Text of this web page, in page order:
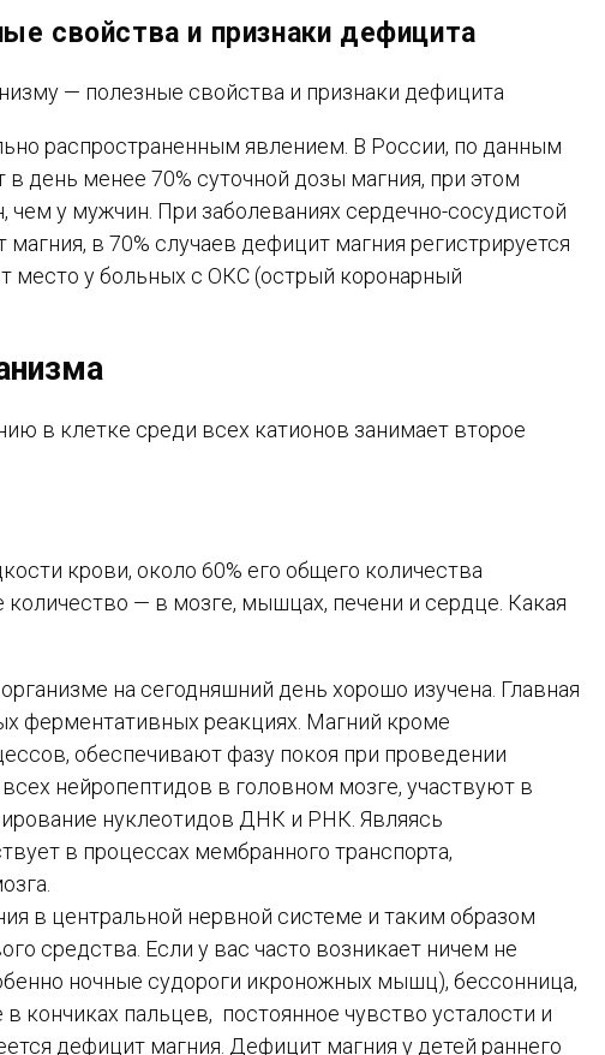
свойства и признаки дефицита
распространенным явлением. В России, по данным
день менее 70% суточной дозы магния, при этом
у мужчин. При заболеваниях сердечно-сосудистой
в 70% случаев дефицит магния регистрируется
место у больных с ОКС (острый коронарный
в клетке среди всех катионов занимает второе
крови, около 60% его общего количества
количество — в мозге, мышцах, печени и сердце. Какая
на сегодняшний день хорошо изучена. Главная
ферментативных реакциях. Магний кроме
обеспечивают фазу покоя при проведении
нейропептидов в головном мозге, участвуют в
нуклеотидов ДНК и РНК. Являясь
в процессах мембранного транспорта,
в центральной нервной системе и таким образом
средства. Если у вас часто возникает ничем не
ночные судороги икроножных мышц), бессонница,
кончиках пальцев, постоянное чувство усталости и
дефицит магния. Дефицит магния у детей раннего